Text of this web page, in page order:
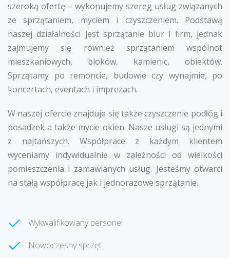
szeroką ofertę – wykonujemy szereg usług związanych
ze sprzątaniem, myciem i czyszczeniem. Podstawą
naszej działalności jest sprzątanie biur i firm, jednak
zajmujemy się również sprzątaniem wspólnot
mieszkaniowych, bloków, kamienic, obiektów.
Sprzątamy po remoncie, budowie czy wynajmie, po
koncertach, eventach i imprezach.
W naszej ofercie znajduje się także czyszczenie podłóg i
posadzek a także mycie okien. Nasze usługi są jednymi
z najtańszych. Współprace z każdym klientem
wyceniamy indywidualnie w zależności od wielkości
pomieszczenia i zamawianych usług. Jesteśmy otwarci
na stałą współpracę jak i jednorazowe sprzątanie.
Wykwalifikowany personel
Nowoczesny sprzęt